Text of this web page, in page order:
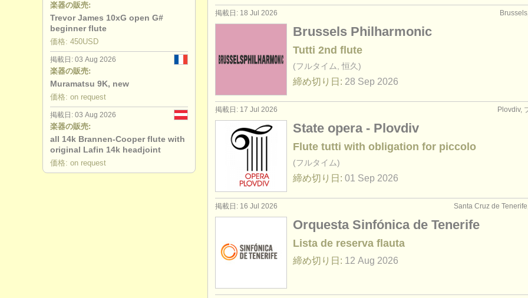
掲載日: 18 Jul 2026
Brussels Philharmonic
Tutti 2nd flute
(フルタイム, 恒久)
締め切り日: 28 Sep 2026
Plovdiv,
掲載日: 17 Jul 2026
State opera - Plovdiv
Flute tutti with obligation for piccolo
(フルタイム)
締め切り日: 01 Sep 2026
Santa Cruz de
掲載日: 16 Jul 2026
Orquesta Sinfónica de Tenerife
Lista de reserva flauta
締め切り日: 12 Aug 2026
楽器の販売:
Trevor James 10xG open G#
beginner flute
価格: 450USD
掲載日: 03 Aug 2026
楽器の販売:
Muramatsu 9K, new
価格: on request
掲載日: 03 Aug 2026
楽器の販売:
all 14k Brannen-Cooper flute with
original Lafin 14k headjoint
価格: on request